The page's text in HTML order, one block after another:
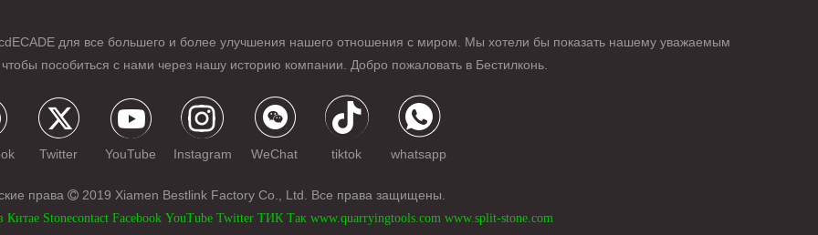
dECADE для все большего и более улучшения нашего отношения с миром. Мы хотели бы показать нашему уважаемым
пособиться с нами через нашу историю компании. Добро пожаловать в Бестилконь.
Twitter YouTube Instagram WeChat tiktok whatsapp
права  2019 Xiamen Bestlink Factory Co., Ltd. Все права защищены.
Китае Stonecontact Facebook YouTube Twitter ТИК Так www.quarryingtools.com www.split-stone.com